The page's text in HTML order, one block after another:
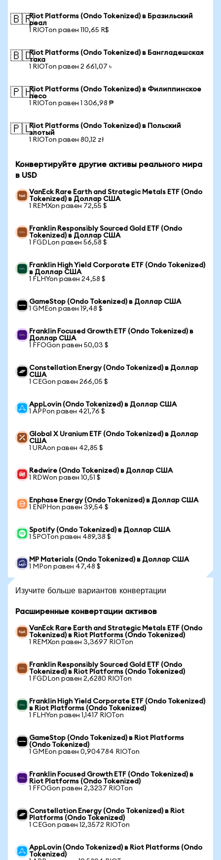
🇧🇷Riot Platforms (Ondo Tokenized) в Бразильский
реал
1 RIOTon равен 110,65 R$
🇧🇩Riot Platforms (Ondo Tokenized) в Бангладешская
така
1 RIOTon равен 2 661,07 ৳
🇵🇭Riot Platforms (Ondo Tokenized) в Филиппинское
песо
1 RIOTon равен 1 306,98 ₱
🇵🇱Riot Platforms (Ondo Tokenized) в Польский
злотый
1 RIOTon равен 80,12 zł
Конвертируйте другие активы реального мира
в USD
VanEck Rare Earth and Strategic Metals ETF (Ondo
Tokenized) в Доллар США
1 REMXon равен 72,55 $
Franklin Responsibly Sourced Gold ETF (Ondo
Tokenized) в Доллар США
1 FGDLon равен 56,58 $
Franklin High Yield Corporate ETF (Ondo Tokenized)
в Доллар США
1 FLHYon равен 24,58 $
GameStop (Ondo Tokenized) в Доллар США
1 GMEon равен 19,48 $
Franklin Focused Growth ETF (Ondo Tokenized) в
Доллар США
1 FFOGon равен 50,03 $
Constellation Energy (Ondo Tokenized) в Доллар
США
1 CEGon равен 266,05 $
AppLovin (Ondo Tokenized) в Доллар США
1 APPon равен 421,76 $
Global X Uranium ETF (Ondo Tokenized) в Доллар
США
1 URAon равен 42,85 $
Redwire (Ondo Tokenized) в Доллар США
1 RDWon равен 10,51 $
Enphase Energy (Ondo Tokenized) в Доллар США
1 ENPHon равен 39,54 $
Spotify (Ondo Tokenized) в Доллар США
1 SPOTon равен 489,38 $
MP Materials (Ondo Tokenized) в Доллар США
1 MPon равен 47,48 $
Изучите больше вариантов конвертации
Расширенные конвертации активов
VanEck Rare Earth and Strategic Metals ETF (Ondo
Tokenized) в Riot Platforms (Ondo Tokenized)
1 REMXon равен 3,3697 RIOTon
Franklin Responsibly Sourced Gold ETF (Ondo
Tokenized) в Riot Platforms (Ondo Tokenized)
1 FGDLon равен 2,6280 RIOTon
Franklin High Yield Corporate ETF (Ondo Tokenized)
в Riot Platforms (Ondo Tokenized)
1 FLHYon равен 1,1417 RIOTon
GameStop (Ondo Tokenized) в Riot Platforms
(Ondo Tokenized)
1 GMEon равен 0,904784 RIOTon
Franklin Focused Growth ETF (Ondo Tokenized) в
Riot Platforms (Ondo Tokenized)
1 FFOGon равен 2,3237 RIOTon
Constellation Energy (Ondo Tokenized) в Riot
Platforms (Ondo Tokenized)
1 CEGon равен 12,3572 RIOTon
AppLovin (Ondo Tokenized) в Riot Platforms (Ondo
Tokenized)